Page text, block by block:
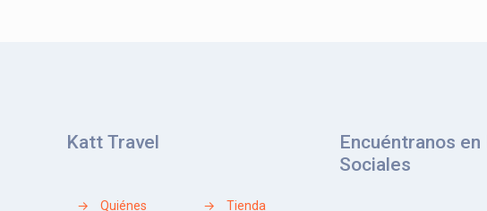
Katt Travel
→ Quiénes → Tienda
Encuéntranos en
Sociales